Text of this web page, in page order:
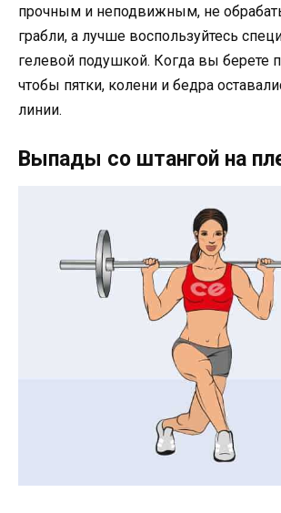
прочным и неподвижным, не
грабли, а лучше воспользуйтесь
гелевой подушкой. Когда вы берете
чтобы пятки, колени и бедра
линии.
Выпады со штангой на